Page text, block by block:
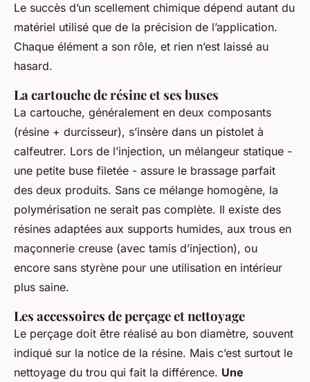
Le succès d’un scellement chimique dépend autant du
matériel utilisé que de la précision de l’application.
Chaque élément a son rôle, et rien n’est laissé au
hasard.
La cartouche de résine et ses buses
La cartouche, généralement en deux composants
(résine + durcisseur), s’insère dans un pistolet à
calfeutrer. Lors de l’injection, un mélangeur statique -
une petite buse filetée - assure le brassage parfait
des deux produits. Sans ce mélange homogène, la
polymérisation ne serait pas complète. Il existe des
résines adaptées aux supports humides, aux trous en
maçonnerie creuse (avec tamis d’injection), ou
encore sans styrène pour une utilisation en intérieur
plus saine.
Les accessoires de perçage et nettoyage
Le perçage doit être réalisé au bon diamètre, souvent
indiqué sur la notice de la résine. Mais c’est surtout le
nettoyage du trou qui fait la différence. Une